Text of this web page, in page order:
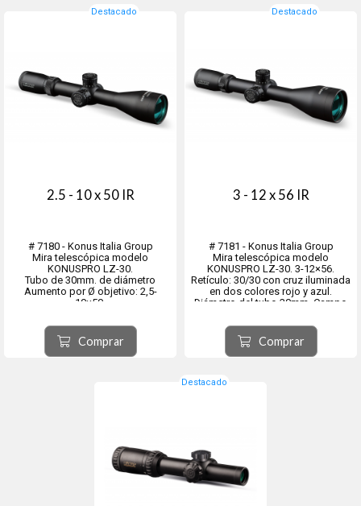
Pupil...
Destacado
2.5 - 10 x 50 IR
# 7180 - Konus Italia Group
Mira telescópica modelo
KONUSPRO LZ-30.
Tubo de 30mm. de diámetro
Aumento por Ø objetivo: 2,5-
10×50.
en dos colores rojo y azul.
Retículo situado en 2° Plano Focal.
Campo visual á 100m: 15,4m á 2,5x
• 3,8m á 10x.
Comprar
Destacado
3 - 12 x 56 IR
# 7181 - Konus Italia Group
Mira telescópica modelo
KONUSPRO LZ-30. 3-12×56.
Retí­culo: 30/30 con cruz iluminada
en dos colores rojo y azul.
Diámetro del tubo 30mm. Campo
3x – 3,2m á 12x. Peso: 720gr.
Longitud: 340mm. Eye relief:
83,82mm
Pupila de salida: 18,6mm á 3...
Comprar
Destacado